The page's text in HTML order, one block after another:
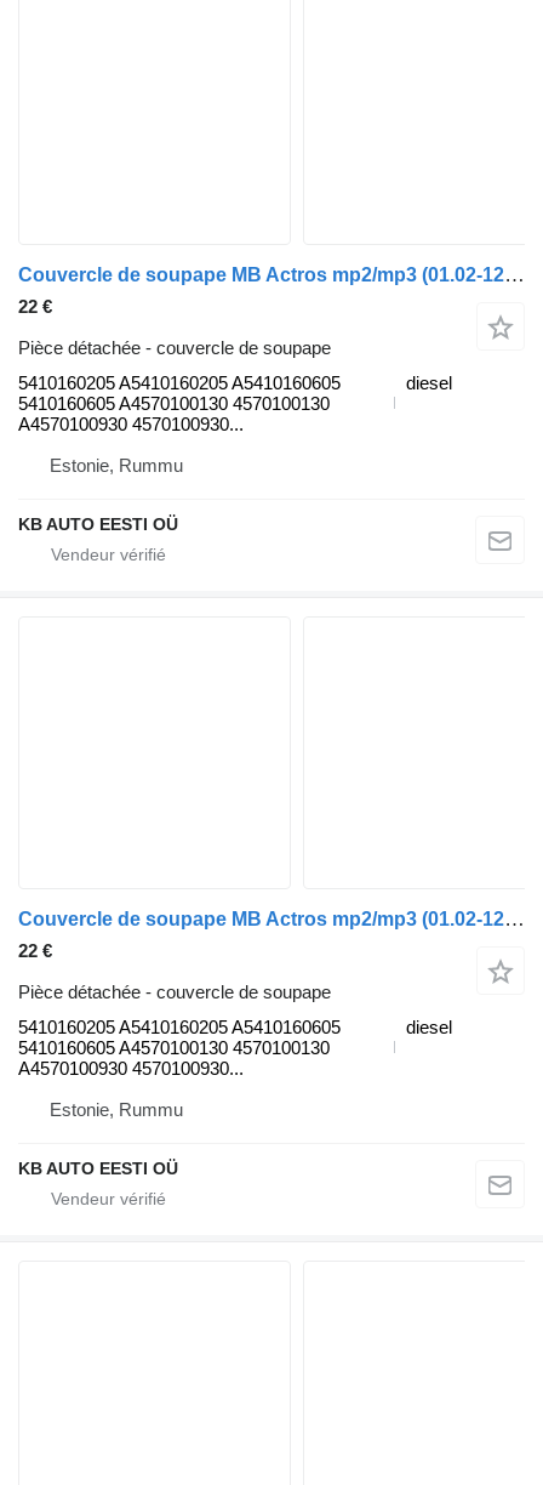
Couvercle de soupape MB Actros mp2/mp3 (01.02-12.14) 5410160205 pour camion Mercedes-Benz Actros, Axor MP1, MP2, MP3 (1996-2014)
22 €
Pièce détachée - couvercle de soupape
5410160205 A5410160205 A5410160605
5410160605 A4570100130 4570100130
A4570100930 4570100930...
diesel
Estonie, Rummu
KB AUTO EESTI OÜ
Couvercle de soupape MB Actros mp2/mp3 (01.02-12.14) 5410160205 pour camion Mercedes-Benz Actros, Axor MP1, MP2, MP3 (1996-2014)
22 €
Pièce détachée - couvercle de soupape
5410160205 A5410160205 A5410160605
5410160605 A4570100130 4570100130
A4570100930 4570100930...
diesel
Estonie, Rummu
KB AUTO EESTI OÜ